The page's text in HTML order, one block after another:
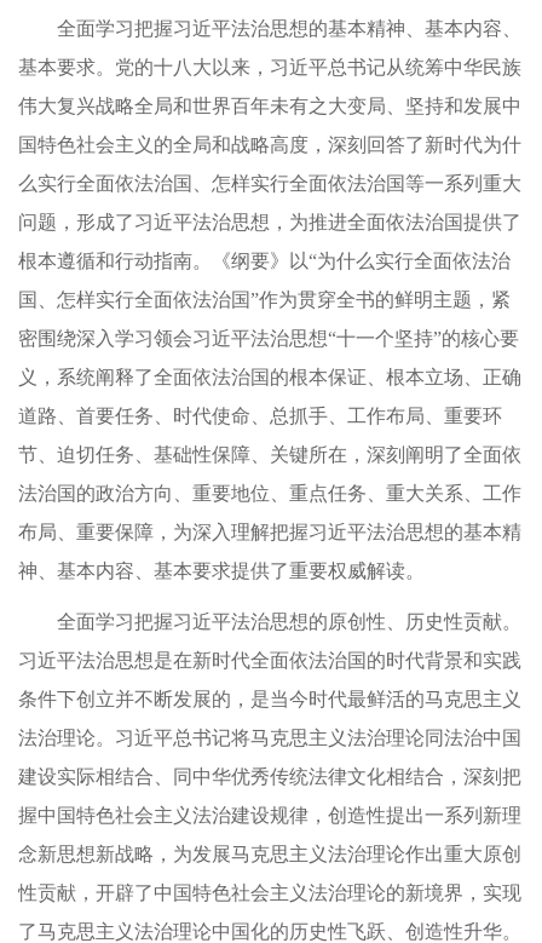
全面学习把握习近平法治思想的基本精神、基本内容、
基本要求。党的十八大以来，习近平总书记从统筹中华民族
伟大复兴战略全局和世界百年未有之大变局、坚持和发展中
国特色社会主义的全局和战略高度，深刻回答了新时代为什
么实行全面依法治国、怎样实行全面依法治国等一系列重大
问题，形成了习近平法治思想，为推进全面依法治国提供了
根本遵循和行动指南。《纲要》以“为什么实行全面依法治
国、怎样实行全面依法治国”作为贯穿全书的鲜明主题，紧
密围绕深入学习领会习近平法治思想“十一个坚持”的核心要
义，系统阐释了全面依法治国的根本保证、根本立场、正确
道路、首要任务、时代使命、总抓手、工作布局、重要环
节、迫切任务、基础性保障、关键所在，深刻阐明了全面依
法治国的政治方向、重要地位、重点任务、重大关系、工作
布局、重要保障，为深入理解把握习近平法治思想的基本精
神、基本内容、基本要求提供了重要权威解读。
全面学习把握习近平法治思想的原创性、历史性贡献。
习近平法治思想是在新时代全面依法治国的时代背景和实践
条件下创立并不断发展的，是当今时代最鲜活的马克思主义
法治理论。习近平总书记将马克思主义法治理论同法治中国
建设实际相结合、同中华优秀传统法律文化相结合，深刻把
握中国特色社会主义法治建设规律，创造性提出一系列新理
念新思想新战略，为发展马克思主义法治理论作出重大原创
性贡献，开辟了中国特色社会主义法治理论的新境界，实现
了马克思主义法治理论中国化的历史性飞跃、创造性升华。